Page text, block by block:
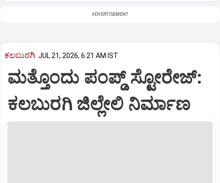
ADVERTISEMENT
ಕಲಬುರಗಿ JUL 21, 2026, 6:21 AM IST
ಮತ್ತೊಂದು ಪಂಪ್ಡ್‌ ಸ್ಟೋರೇಜ್‌:
ಕಲಬುರಗಿ ಜಿಲ್ಲೇಲಿ ನಿರ್ಮಾಣ